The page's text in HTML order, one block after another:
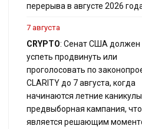
перерыва в августе 2026
7 августа
CRYPTO: Сенат США должен
успеть продвинуть или
проголосовать по
CLARITY до 7 августа, когда
начинаются летние
предвыборная кампания, что
является решающим